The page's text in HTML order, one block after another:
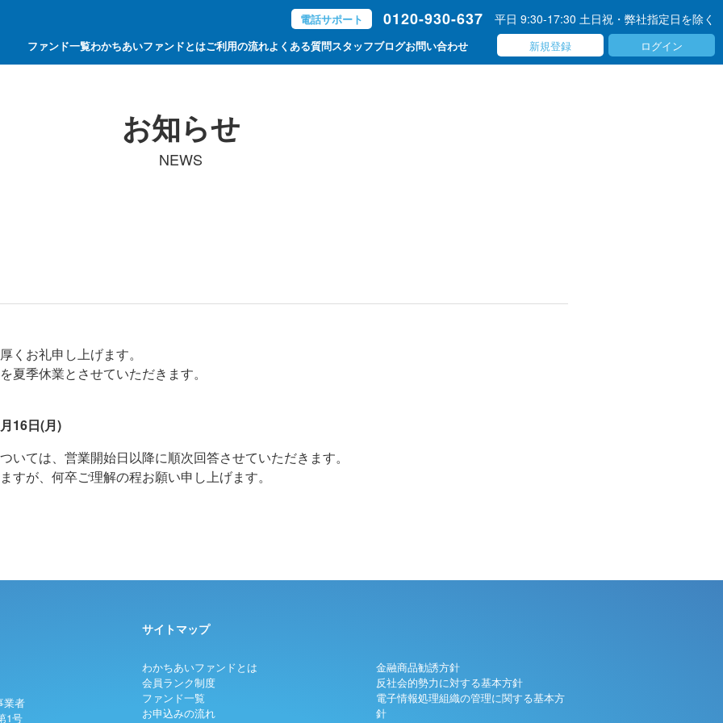
電話サポート 0120-930-637 平日 9:30-17:30 土日祝・弊社指定日を除く
ファンド一覧わかちあいファンドとはご利用の流れよくある質問スタッフブログお問い合わせ 新規登録 ログイン
お知らせ
NEWS
くお礼申し上げます。
夏季休業とさせていただきます。
16日(月)
いては、営業開始日以降に順次回答させていただきます。
すが、何卒ご理解の程お願い申し上げます。
業者
1号
サイトマップ
わかちあいファンドとは
会員ランク制度
ファンド一覧
お申込みの流れ
金融商品勧誘方針
反社会的勢力に対する基本方針
電子情報処理組織の管理に関する基本方
針